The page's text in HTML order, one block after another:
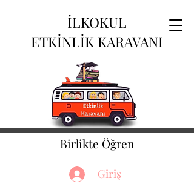
İLKOKUL
ETKİNLİK KARAVANI
Birlikte Öğren
Giriş